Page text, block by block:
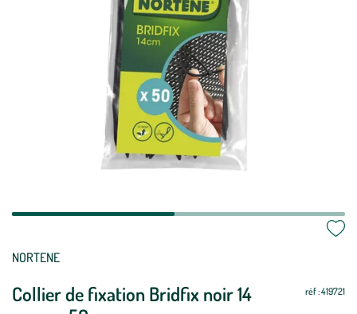
NORTENE
Collier de fixation Bridfix noir 14
réf : 419721
Mettre
jour
Mettre
jour